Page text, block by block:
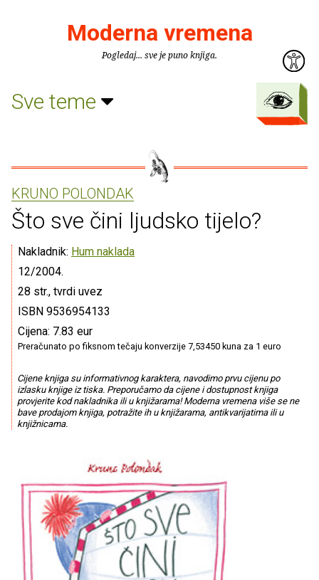
Moderna vremena
Pogledaj... sve je puno knjiga.
Sve teme
KRUNO POLONDAK
Što sve čini ljudsko tijelo?
Nakladnik: Hum naklada
12/2004.
28 str., tvrdi uvez
ISBN 9536954133
Cijena: 7.83 eur
Preračunato po fiksnom tečaju konverzije 7,53450 kuna za 1 euro
Cijene knjiga su informativnog karaktera, navodimo prvu cijenu po
izlasku knjige iz tiska. Preporučamo da cijene i dostupnost knjiga
provjerite kod nakladnika ili u knjižarama! Moderna vremena više se ne
bave prodajom knjiga, potražite ih u knjižarama, antikvarijatima ili u
knjižnicama.